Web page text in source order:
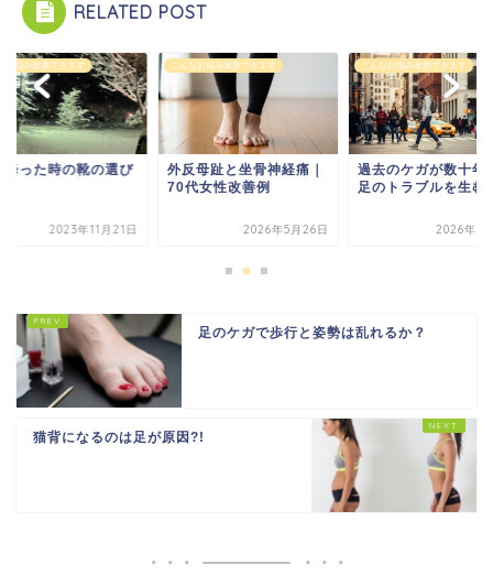
RELATED POST
お悩み改善できます
降った時の靴の選び
2023年11月21日
こんなお悩み改善できます
外反母趾と坐骨神経痛｜
70代女性改善例
2026年5月26日
こんなお悩み改善できます
過去のケガが数十年
足のトラブルを生む
2026年1
足のケガで歩行と姿勢は乱れるか？
猫背になるのは足が原因?!